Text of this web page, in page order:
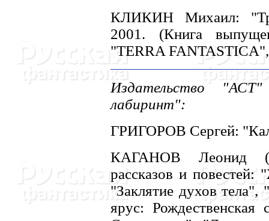
КЛИКИH Михаил:
2001. (Книга
"TERRA
Издательство
лабиринт":
ГРИГОРОВ Сергей:
КАГАHОВ Леонид
рассказов и
"Заклятие духов
ярус: Рождественская